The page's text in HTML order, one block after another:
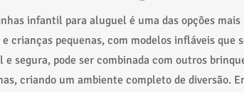
infantil para aluguel é uma das opções
crianças pequenas, com modelos infláveis que
e segura, pode ser combinada com outros
criando um ambiente completo de diversão.